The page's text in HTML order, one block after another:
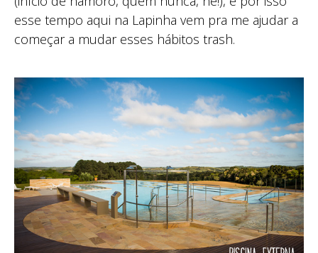
esse tempo aqui na Lapinha vem pra me ajudar a
começar a mudar esses hábitos trash.